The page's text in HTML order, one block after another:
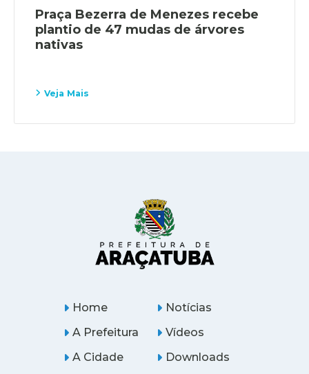
Praça Bezerra de Menezes recebe
plantio de 47 mudas de árvores
nativas
Veja Mais
Home
A Prefeitura
A Cidade
Notícias
Vídeos
Downloads